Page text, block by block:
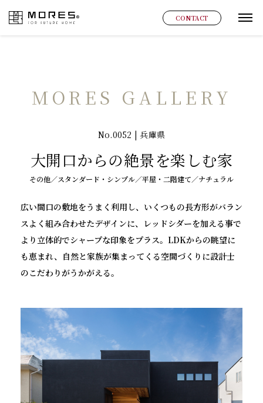
MORES CONTACT グ
MORES GALLERY
No.0052 | 兵庫県
大開口からの絶景を楽しむ家
その他／スタンダード・シンプル／平屋・二階建て／ナチュラル
広い間口の敷地をうまく利用し、いくつもの長方形がバラン
スよく組み合わせたデザインに、レッドシダーを加える事で
より立体的でシャープな印象をプラス。LDKからの眺望に
も恵まれ、自然と家族が集まってくる空間づくりに設計士
のこだわりがうかがえる。